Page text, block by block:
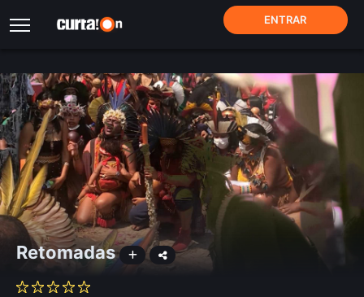
ENTRAR
Retomadas